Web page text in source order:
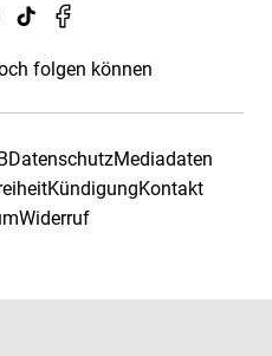
folgen können
DatenschutzMediadaten
KündigungKontakt
Widerruf